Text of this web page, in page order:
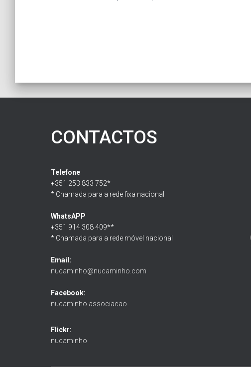
CONTACTOS
Telefone
+351 253 833 752*
* Chamada para a rede fixa nacional
WhatsAPP
+351 914 308 409**
* Chamada para a rede móvel nacional
Email:
nucaminho@nucaminho.com
Facebook:
nucaminho.associacao
Flickr:
nucaminho